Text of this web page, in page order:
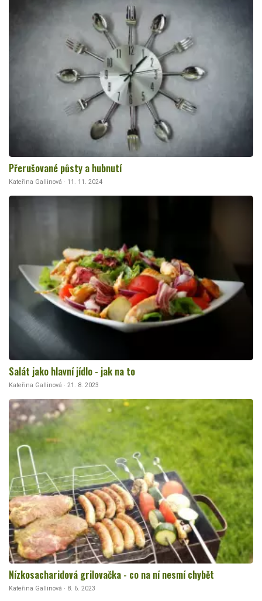
Přerušované půsty a hubnutí
Kateřina Gallinová · 11. 11. 2024
Salát jako hlavní jídlo - jak na to
Kateřina Gallinová · 21. 8. 2023
Nízkosacharidová grilovačka - co na ní nesmí chybět
Kateřina Gallinová · 8. 6. 2023